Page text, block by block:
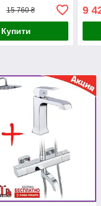
15 760 ₴
Купити
9